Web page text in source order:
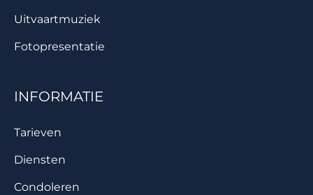
Uitvaartmuziek
Fotopresentatie
INFORMATIE
Tarieven
Diensten
Condoleren